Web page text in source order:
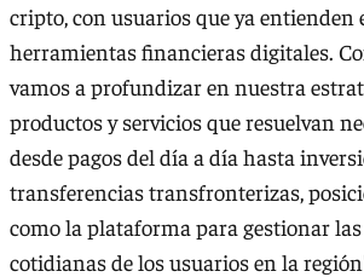
cripto, con usuarios que ya entienden
herramientas financieras digitales.
vamos a profundizar en nuestra
productos y servicios que resuelvan
desde pagos del día a día hasta
transferencias transfronterizas,
como la plataforma para gestionar
cotidianas de los usuarios en la